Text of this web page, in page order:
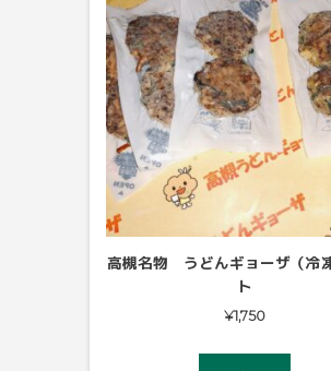
高槻名物 うどんギョーザ（冷
ト
¥1,750